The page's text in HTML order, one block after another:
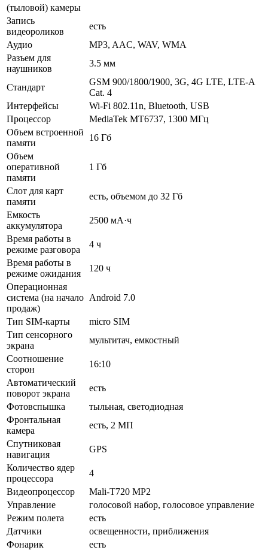
(тыловой) камеры
Запись
видеороликов
есть
Аудио
MP3, AAC, WAV, WMA
Разъем для
наушников
3.5 мм
Стандарт
GSM 900/1800/1900, 3G, 4G LTE, LTE-A
Cat. 4
Интерфейсы
Wi-Fi 802.11n, Bluetooth, USB
Процессор
MediaTek MT6737, 1300 МГц
Объем встроенной
памяти
16 Гб
Объем
оперативной
памяти
1 Гб
Слот для карт
памяти
есть, объемом до 32 Гб
Емкость
аккумулятора
2500 мА·ч
Время работы в
режиме разговора
4 ч
Время работы в
режиме ожидания
120 ч
Операционная
система (на начало
продаж)
Android 7.0
Тип SIM-карты
micro SIM
Тип сенсорного
экрана
мультитач, емкостный
Соотношение
сторон
16:10
Автоматический
поворот экрана
есть
Фотовспышка
тыльная, светодиодная
Фронтальная
камера
есть, 2 МП
Спутниковая
навигация
GPS
Количество ядер
процессора
4
Видеопроцессор
Mali-T720 MP2
Управление
голосовой набор, голосовое управление
Режим полета
есть
Датчики
освещенности, приближения
Фонарик
есть